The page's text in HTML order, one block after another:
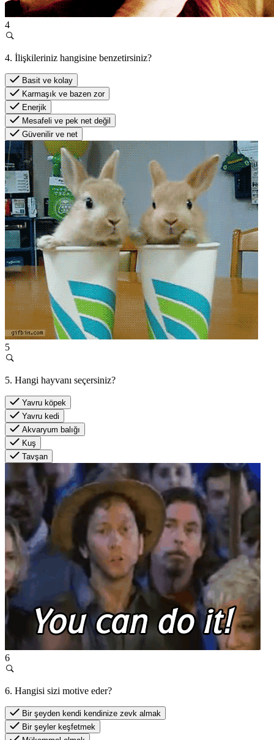
4
4. İlişkileriniz hangisine benzetirsiniz?
Basit ve kolay
Karmaşık ve bazen zor
Enerjik
Mesafeli ve pek net değil
Güvenilir ve net
5
5. Hangi hayvanı seçersiniz?
Yavru köpek
Yavru kedi
Akvaryum balığı
Kuş
Tavşan
6
6. Hangisi sizi motive eder?
Bir şeyden kendi kendinize zevk almak
Bir şeyler keşfetmek